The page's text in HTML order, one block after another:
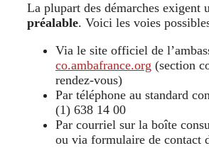
La plupart des démarches exigent
préalable. Voici les voies
Via le site officiel de
co.ambafrance.org (section
rendez-vous)
Par téléphone au standard
(1) 638 14 00
Par courriel sur la boîte
ou via formulaire de contact